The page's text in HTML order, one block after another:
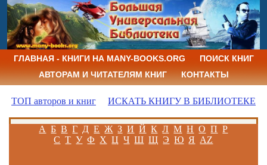
ГЛАВНАЯ - КНИГИ НА MANY-BOOKS.ORG
ПОИСК КНИГ
АВТОРАМ И ЧИТАТЕЛЯМ КНИГ
КОНТАКТЫ
ТОП авторов и книг ИСКАТЬ КНИГУ В БИБЛИОТЕКЕ
А Б В Г Д Е Ж З И Й К Л М Н О П Р
С Т У Ф Х Ц Ч Ш Щ Э Ю Я AZ